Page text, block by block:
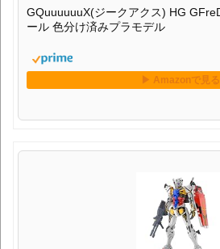
GQuuuuuuX(ジークアクス) HG
ール 色分け済みプラモデル